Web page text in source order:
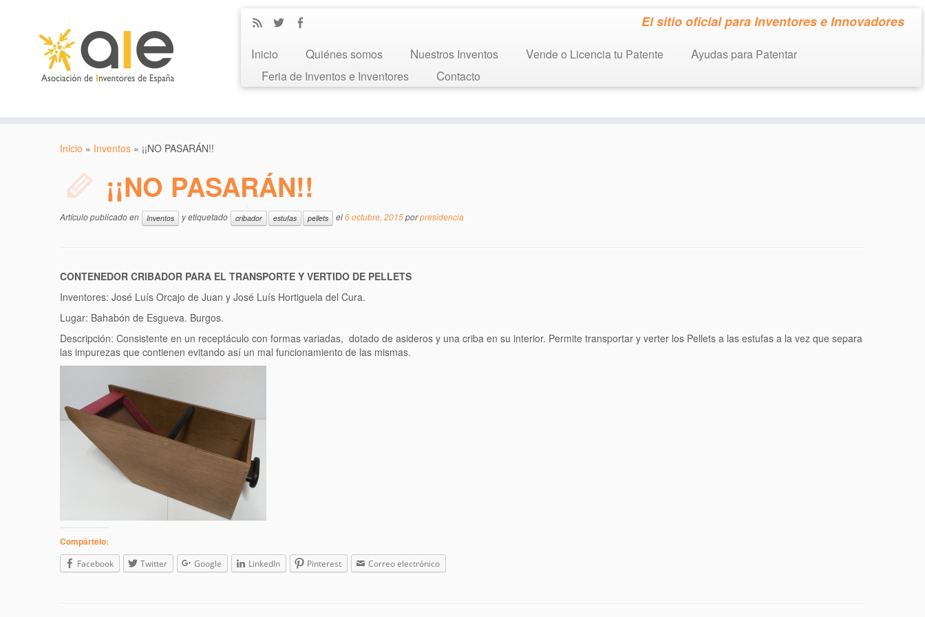
El sitio oficial para Inventores e Innovadores
Inicio Quiénes somos Nuestros Inventos Vende o Licencia tu Patente
Ayudas para Patentar
Feria de Inventos e Inventores
Contacto
Inicio » Inventos » ¡¡NO PASARÁN!!
¡¡NO PASARÁN!!
Artículo publicado en Inventos y etiquetado cribador estufas pellets el6 octubre, 2015porpresidencia
CONTENEDOR CRIBADOR PARA EL TRANSPORTE Y VERTIDO DE PELLETS
Inventores: José Luís Orcajo de Juan y José Luís Hortiguela del Cura.
Lugar: Bahabón de Esgueva. Burgos.
Descripción: Consistente en un receptáculo con formas variadas, dotado de asideros y una criba en su interior. Permite transportar y verter los Pellets a las estufas a la vez que separa
las impurezas que contienen evitando así un mal funcionamiento de las mismas.
Compártelo:
Facebook Twitter Google LinkedIn Pinterest Correo electrónico